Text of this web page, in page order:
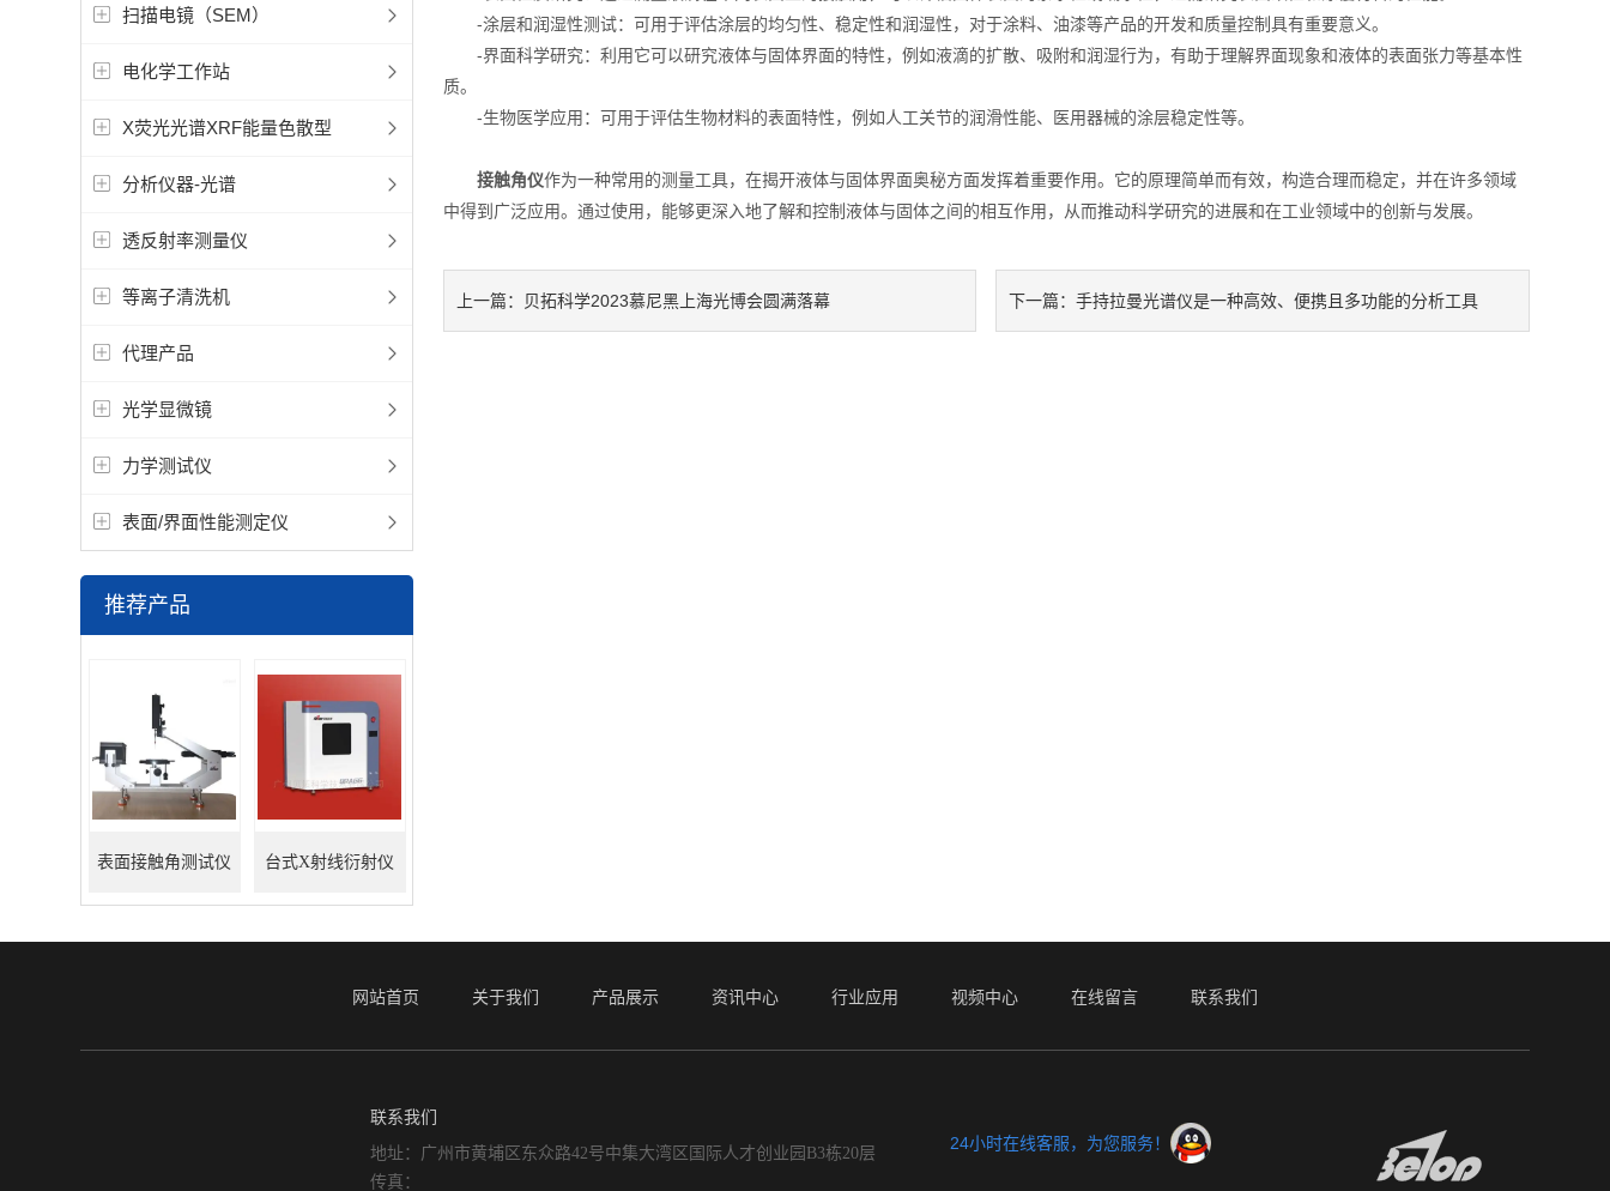
扫描电镜（SEM）
电化学工作站
X荧光光谱XRF能量色散型
分析仪器-光谱
透反射率测量仪
等离子清洗机
代理产品
光学显微镜
力学测试仪
表面/界面性能测定仪
推荐产品
表面接触角测试仪 台式X射线衍射仪
-涂层和润湿性测试：可用于评估涂层的均匀性、稳定性和润湿性，对于涂料、油漆等产品的开发和质量控制具有重要意义。
-界面科学研究：利用它可以研究液体与固体界面的特性，例如液滴的扩散、吸附和润湿行为，有助于理解界面现象和液体的表面张力等基本性
质。
-生物医学应用：可用于评估生物材料的表面特性，例如人工关节的润滑性能、医用器械的涂层稳定性等。
接触角仪作为一种常用的测量工具，在揭开液体与固体界面奥秘方面发挥着重要作用。它的原理简单而有效，构造合理而稳定，并在许多领域
中得到广泛应用。通过使用，能够更深入地了解和控制液体与固体之间的相互作用，从而推动科学研究的进展和在工业领域中的创新与发展。
上一篇： 贝拓科学2023慕尼黑上海光博会圆满落幕 下一篇：手持拉曼光谱仪是一种高效、便携且多功能的分析工具
网站首页 关于我们 产品展示 资讯中心 行业应用 视频中心 在线留言 联系我们
联系我们
地址：广州市黄埔区东众路42号中集大湾区国际人才创业园B3栋20层
传真：
24小时在线客服，为您服务！